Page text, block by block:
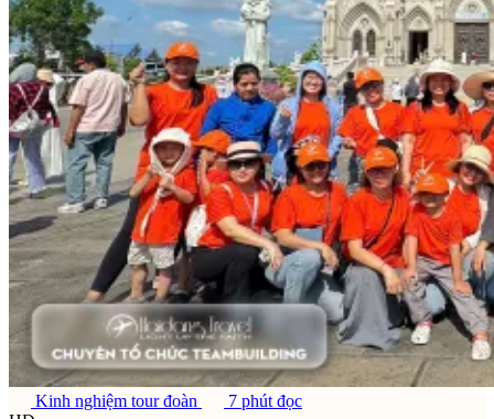
Kinh nghiệm tour đoàn
7 phút đọc